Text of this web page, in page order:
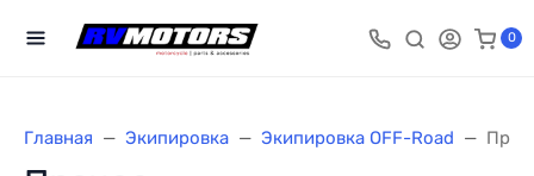
0
Главная Экипировка Экипировка OFF-Road